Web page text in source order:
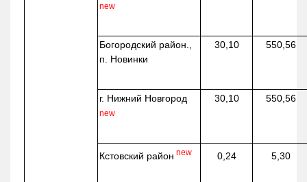
new
Богородский район.,
п. Новинки
30,10 550,56
г. Нижний Новгород
new
30,10 550,56
Кстовский район new 0,24 5,30